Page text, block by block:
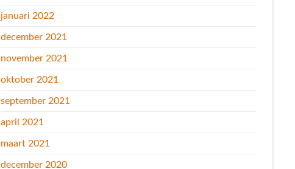
januari 2022
december 2021
november 2021
oktober 2021
september 2021
april 2021
maart 2021
december 2020